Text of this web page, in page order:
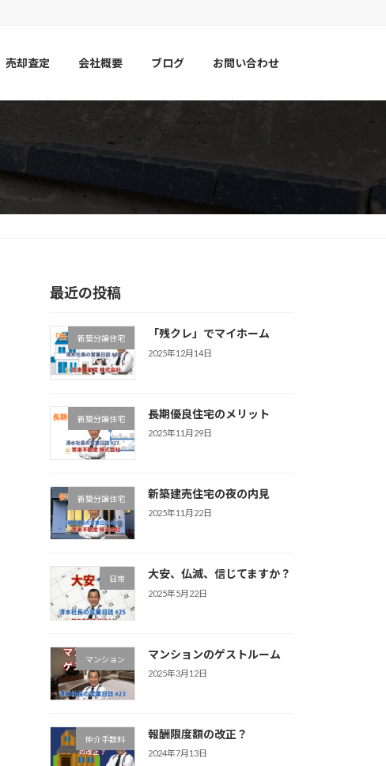
売却査定 会社概要 ブログ お問い合わせ
最近の投稿
新築分譲住宅 「残クレ」でマイホーム
2025年12月14日
新築分譲住宅 長期優良住宅のメリット
2025年11月29日
新築分譲住宅 新築建売住宅の夜の内見
2025年11月22日
日常 大安、仏滅、信じてますか？
2025年5月22日
マンション マンションのゲストルーム
2025年3月12日
仲介手数料 報酬限度額の改正？
2024年7月13日